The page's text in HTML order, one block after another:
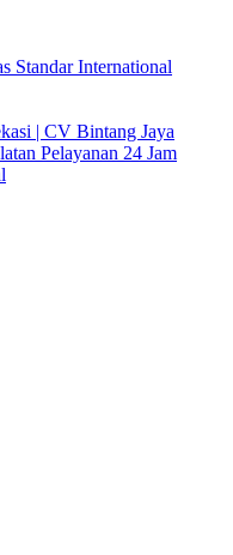
Standar International
| CV Bintang Jaya
Pelayanan 24 Jam